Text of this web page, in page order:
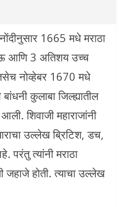
1665 मधे मराठा
आणि 3 अतिशय उच्च
नोव्हेबर 1670 मधे
कुलाबा जिल्ह्यातील
शिवाजी महाराजांनी
उल्लेख ब्रिटिश, डच,
परंतु त्यांनी मराठा
जहाजे होती. त्याचा उल्लेख